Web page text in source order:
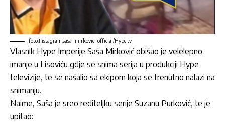
foto:Instagram:sasa_mirkovic_official/Hype tv
Vlasnik Hype Imperije Saša Mirković obišao je velelepno
imanje u Lisoviću gdje se snima serija u produkciji Hype
televizije, te se našalio sa ekipom koja se trenutno nalazi na
snimanju.
Naime, Saša je sreo rediteljku serije Suzanu Purković, te je
upitao: